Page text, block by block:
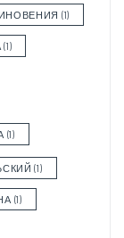
(1)
(1)
(1)
(1)
(1)